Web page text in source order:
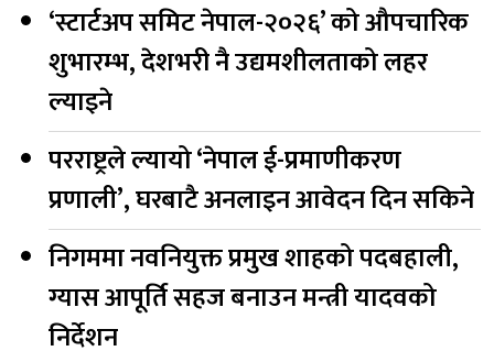
‘स्टार्टअप समिट नेपाल-२०२६’ को औपचारिक
शुभारम्भ, देशभरी नै उद्यमशीलताको लहर
ल्याइने
परराष्ट्रले ल्यायो ‘नेपाल ई-प्रमाणीकरण
प्रणाली’, घरबाटै अनलाइन आवेदन दिन सकिने
निगममा नवनियुक्त प्रमुख शाहको पदबहाली,
ग्यास आपूर्ति सहज बनाउन मन्त्री यादवको
निर्देशन